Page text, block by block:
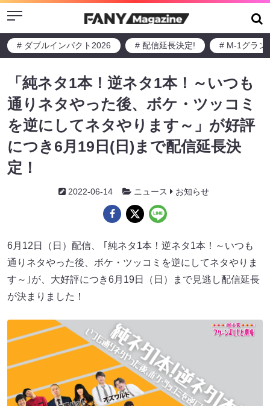
Menu
# ダブルインパクト2026 # 配信延長決定! # M-1グラン
「純ネタ1本！逆ネタ1本！～いつも
通りネタやった後、ボケ・ツッコミ
を逆にしてネタやります～」が好評
につき6月19日(日)まで配信延長決
定！
2022-06-14 ニュース お知らせ
6月12日（日）配信、 ｢純ネタ1本！逆ネタ1本！～いつも
通りネタやった後、ボケ・ツッコミを逆にしてネタやりま
す～｣が、大好評につき6月19日（日）まで見逃し配信延長
が決まりました！